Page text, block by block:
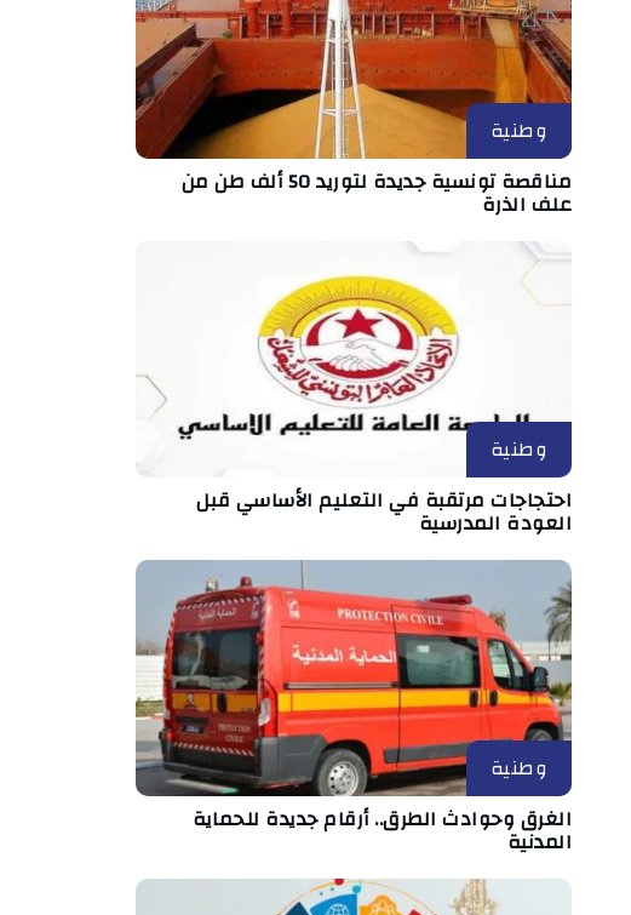
وطنية
مناقصة تونسية جديدة لتوريد 50 ألف طن من
علف الذرة
وطنية
احتجاجات مرتقبة في التعليم الأساسي قبل
العودة المدرسية
وطنية
الغرق وحوادث الطرق.. أرقام جديدة للحماية
المدنية